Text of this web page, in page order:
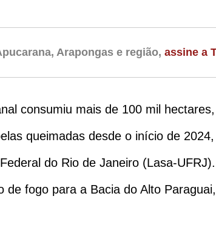
Arapongas e região, assine a
consumiu mais de 100 mil
queimadas desde o início de
do Rio de Janeiro (Lasa-
fogo para a Bacia do Alto